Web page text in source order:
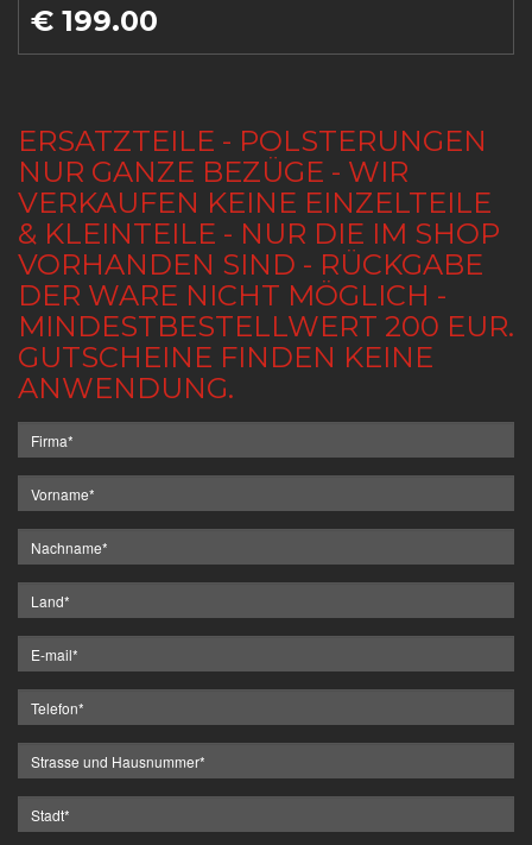
€ 199.00
ERSATZTEILE - POLSTERUNGEN
NUR GANZE BEZÜGE - WIR
VERKAUFEN KEINE EINZELTEILE
& KLEINTEILE - NUR DIE IM SHOP
VORHANDEN SIND - RÜCKGABE
DER WARE NICHT MÖGLICH -
MINDESTBESTELLWERT 200 EUR.
GUTSCHEINE FINDEN KEINE
ANWENDUNG.